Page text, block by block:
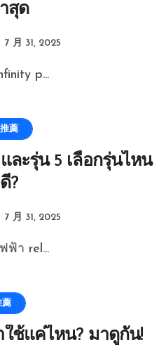
สุด
7 月 31, 2025
p...
推薦
ละรุ่น 5 เลือกรุ่นไหน
ดี?
7 月 31, 2025
ฟฟ้า rel...
薦
ช้แค่ไหน? มาดูกัน!